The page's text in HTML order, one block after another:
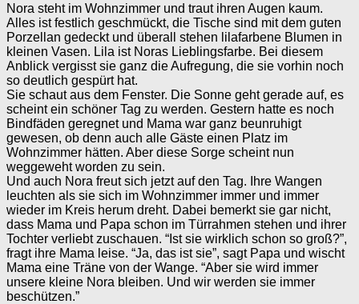
Nora steht im Wohnzimmer und traut ihren Augen kaum.
Alles ist festlich geschmückt, die Tische sind mit dem guten
Porzellan gedeckt und überall stehen lilafarbene Blumen in
kleinen Vasen. Lila ist Noras Lieblingsfarbe. Bei diesem
Anblick vergisst sie ganz die Aufregung, die sie vorhin noch
so deutlich gespürt hat.
Sie schaut aus dem Fenster. Die Sonne geht gerade auf, es
scheint ein schöner Tag zu werden. Gestern hatte es noch
Bindfäden geregnet und Mama war ganz beunruhigt
gewesen, ob denn auch alle Gäste einen Platz im
Wohnzimmer hätten. Aber diese Sorge scheint nun
weggeweht worden zu sein.
Und auch Nora freut sich jetzt auf den Tag. Ihre Wangen
leuchten als sie sich im Wohnzimmer immer und immer
wieder im Kreis herum dreht. Dabei bemerkt sie gar nicht,
dass Mama und Papa schon im Türrahmen stehen und ihrer
Tochter verliebt zuschauen. “Ist sie wirklich schon so groß?”,
fragt ihre Mama leise. “Ja, das ist sie”, sagt Papa und wischt
Mama eine Träne von der Wange. “Aber sie wird immer
unsere kleine Nora bleiben. Und wir werden sie immer
beschützen.”